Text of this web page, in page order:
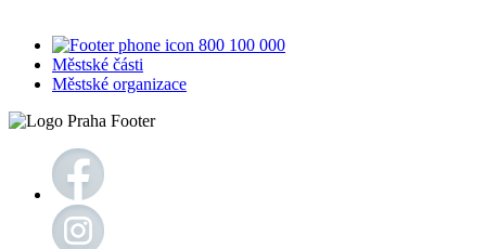
800 100 000
Městské části
Městské organizace